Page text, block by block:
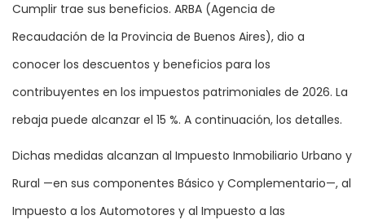
Cumplir trae sus beneficios. ARBA (Agencia de
Recaudación de la Provincia de Buenos Aires), dio a
conocer los descuentos y beneficios para los
contribuyentes en los impuestos patrimoniales de 2026. La
rebaja puede alcanzar el 15 %. A continuación, los detalles.
Dichas medidas alcanzan al Impuesto Inmobiliario Urbano y
Rural —en sus componentes Básico y Complementario—, al
Impuesto a los Automotores y al Impuesto a las